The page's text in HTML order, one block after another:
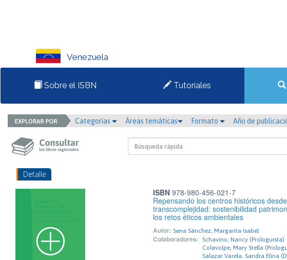
Venezuela
Sobre el ISBN Tutoriales
Categorías Áreas temáticas Formato Año de
Detalle
ISBN978-980-456-021-7
Repensando los centros históricos
transcomplejidad: sostenibilidad
los retos éticos ambientales
Autor: Sena Sánchez, Margarita Isabel
Colaboradores:
Schavino, Nancy (Prologuista)
Colavolpe, Mary Stella
Salazar Varela, Sandra Elina